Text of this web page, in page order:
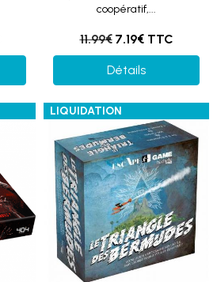
coopératif,...
11.99€ 7.19€ TTC
Détails
LIQUIDATION